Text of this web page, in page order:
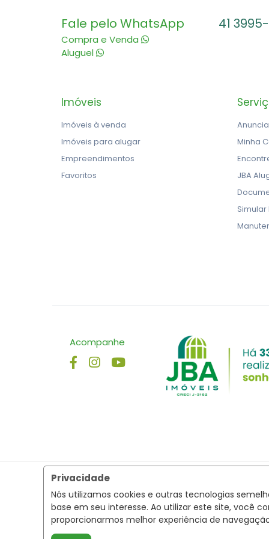
Privacidade
Nós utilizamos cookies e outras tecnologias
base em seu interesse. Ao utilizar este site, você
proporcionarmos melhor experiência de
Fale pelo WhatsApp
Compra e Venda
Aluguel
41
Imóveis
Imóveis à venda
Imóveis para alugar
Empreendimentos
Favoritos
Minha
JBA
Acompanhe